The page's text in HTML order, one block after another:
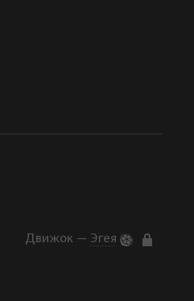
Движок — Эгея